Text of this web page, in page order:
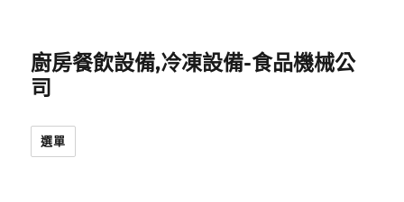
廚房餐飲設備,冷凍設備-食品機械公
司
選單